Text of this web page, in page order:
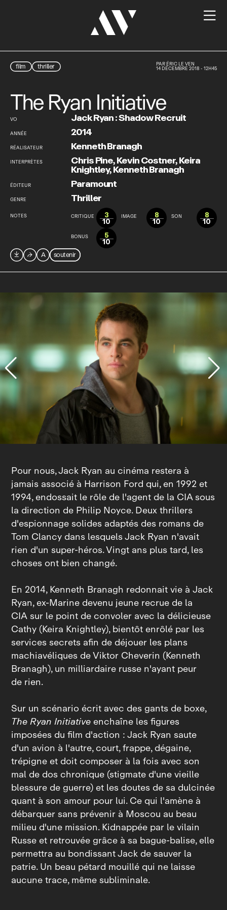

film thriller PAR ÉRIC LE VEN
14 DÉCEMBRE 2018 - 12H45
The Ryan Initiative
VO Jack Ryan : Shadow Recruit
ANNÉE 2014
RÉALISATEUR Kenneth Branagh
INTERPRÈTES Chris Pine,Kevin Costner,Keira
Knightley,Kenneth Branagh
ÉDITEUR Paramount
GENRE Thriller
NOTES CRITIQUE 3
10
IMAGE 8
10
SON 8
10
BONUS 5
10

⮫ A soutenir
Pour nous, Jack Ryan au cinéma restera à
jamais associé à Harrison Ford qui, en 1992 et
1994, endossait le rôle de l'agent de la CIA sous
la direction de Philip Noyce. Deux thrillers
d'espionnage solides adaptés des romans de
Tom Clancy dans lesquels Jack Ryan n'avait
rien d'un super‑héros. Vingt ans plus tard, les
choses ont bien changé.
En 2014, Kenneth Branagh redonnait vie à Jack
Ryan, ex‑Marine devenu jeune recrue de la
CIA sur le point de convoler avec la délicieuse
Cathy (Keira Knightley), bientôt enrôlé par les
services secrets afin de déjouer les plans
machiavéliques de Viktor Cheverin (Kenneth
Branagh), un milliardaire russe n'ayant peur
de rien.
Sur un scénario écrit avec des gants de boxe,
The Ryan Initiative enchaîne les figures
imposées du film d'action : Jack Ryan saute
d'un avion à l'autre, court, frappe, dégaine,
trépigne et doit composer à la fois avec son
mal de dos chronique (stigmate d'une vieille
blessure de guerre) et les doutes de sa dulcinée
quant à son amour pour lui. Ce qui l'amène à
débarquer sans prévenir à Moscou au beau
milieu d'une mission. Kidnappée par le vilain
Russe et retrouvée grâce à sa bague‑balise, elle
permettra au bondissant Jack de sauver la
patrie. Un beau pétard mouillé qui ne laisse
aucune trace, même subliminale.